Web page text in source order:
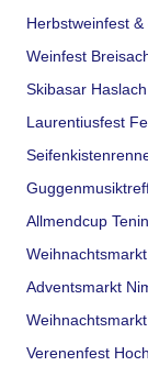
Herbstweinfest
Weinfest
Skibasar
Laurentiusfest
Allmendcup
Adventsmarkt
Verenenfest